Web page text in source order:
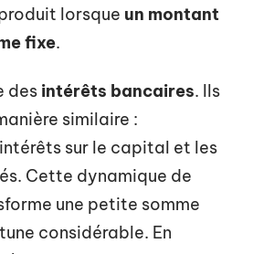
lorsque un montant
fixe.
des intérêts bancaires. Ils
similaire :
sur le capital et les
Cette dynamique de
une petite somme
considérable. En